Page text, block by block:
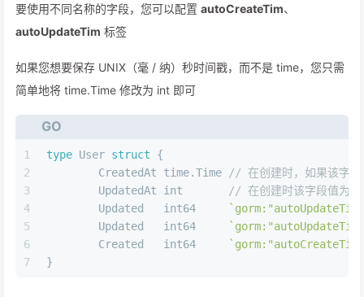
要使用不同名称的字段，您可以配置 autoCreateTim、
autoUpdateTim 标签
如果您想要保存 UNIX（毫 / 纳）秒时间戳，而不是 time，您只需
简单地将 time.Time 修改为 int 即可
GO
1
2
3
4
5
6
7
type User struct {
	CreatedAt time.Time
// 在创建时，如果该字段
	UpdatedAt
int
// 在创建时该字段值为零
	Updated
int64
	Updated
int64
	Created
int64
}